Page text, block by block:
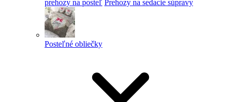
prehozy na posteľ Prehozy na sedacie súpravy
Posteľné obliečky